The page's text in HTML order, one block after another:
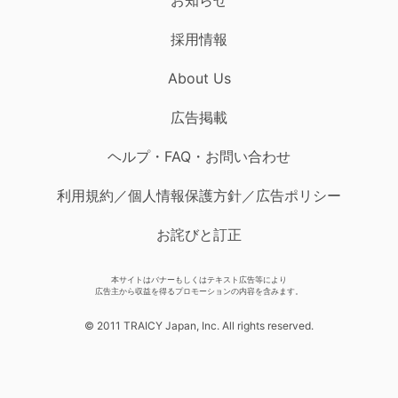
採用情報
About Us
広告掲載
ヘルプ・FAQ・お問い合わせ
利用規約／個人情報保護方針／広告ポリシー
お詫びと訂正
本サイトはバナーもしくはテキスト広告等により
広告主から収益を得るプロモーションの内容を含みます。
© 2011 TRAICY Japan, Inc. All rights reserved.